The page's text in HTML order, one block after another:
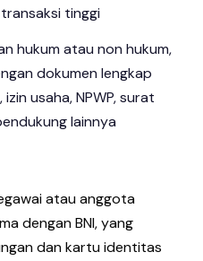
tinggi
hukum atau non hukum,
dokumen lengkap
usaha, NPWP, surat
lainnya
atau anggota
dengan BNI, yang
dan kartu identitas